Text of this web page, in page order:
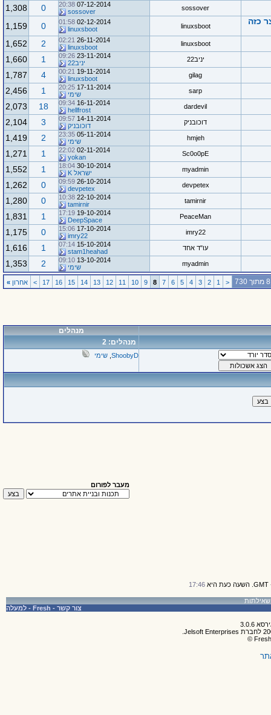
sossover
07-12-2014
20:38
sossover
0
1,308
כזה
linuxsboot
02-12-2014
01:58
linuxsboot
0
1,159
linuxsboot
26-11-2014
02:21
linuxsboot
2
1,652
יניב22 23-11-2014
09:26
יניב22
1
1,660
gilag
19-11-2014
00:21
linuxsboot
4
1,787
sarp
17-11-2014
20:25
שימי
1
2,456
dardevil
16-11-2014
09:34
hellfrost
18
2,073
דוכובניק 14-11-2014
09:57
דוכובניק
3
2,104
hmjeh
05-11-2014
23:35
שימי
2
1,419
Sc0o0pE
02-11-2014
22:02
yokan
1
1,271
myadmin
30-10-2014
18:04
ישראל K
1
1,552
devpetex
26-10-2014
09:59
devpetex
0
1,262
tamirnir
22-10-2014
10:38
tamirnir
0
1,280
PeaceMan
19-10-2014
17:19
DeepSpace
1
1,831
imry22
17-10-2014
15:06
imry22
0
1,175
עו"ד אחד 15-10-2014
07:14
stam1heahad
1
1,616
myadmin
13-10-2014
09:10
שימי
2
1,353
<
1
2
3
4
5
6
7
8
9
10
11
12
13
14
15
16
17
> אחרון »
מנהלים
מנהלים: 2
ShoobyD שימי
מעבר לפורום
17:46
צור קשר -
Fresh
- למעלה